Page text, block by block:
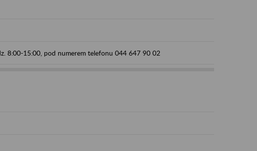
8:00-15:00, pod numerem telefonu 044 647 90 02